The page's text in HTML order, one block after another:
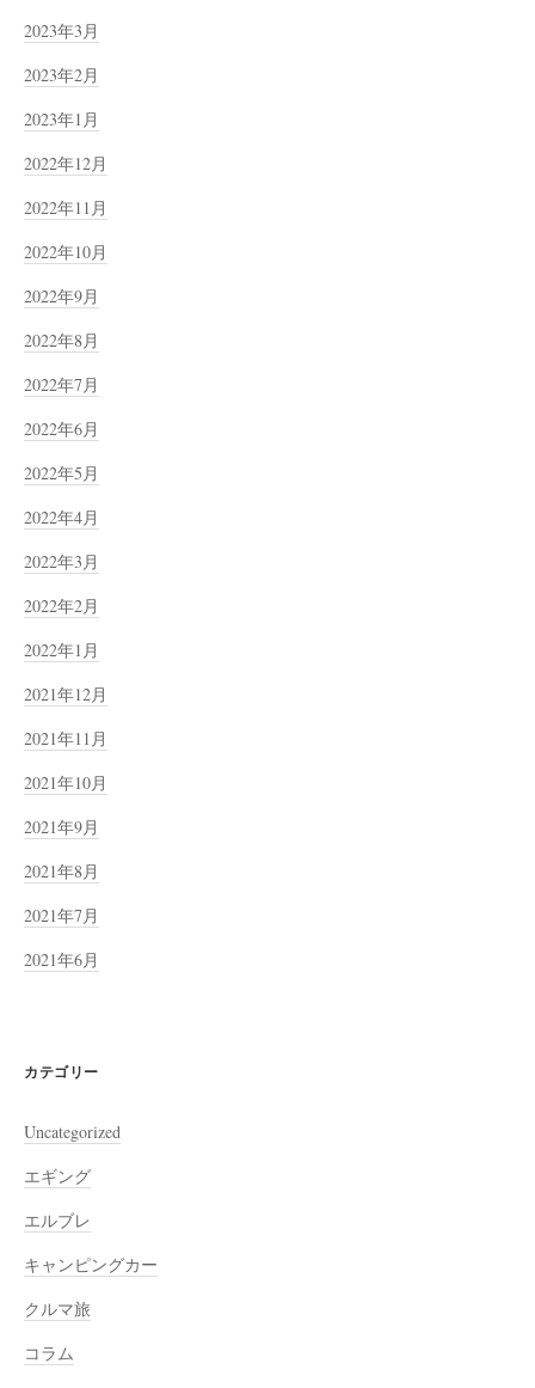
2023年3月
2023年2月
2023年1月
2022年12月
2022年11月
2022年10月
2022年9月
2022年8月
2022年7月
2022年6月
2022年5月
2022年4月
2022年3月
2022年2月
2022年1月
2021年12月
2021年11月
2021年10月
2021年9月
2021年8月
2021年7月
2021年6月
カテゴリー
Uncategorized
エギング
エルブレ
キャンピングカー
クルマ旅
コラム